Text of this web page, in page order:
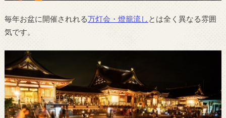
毎年お盆に開催されれる万灯会・燈籠流し
とは全く異なる雰囲
気です。